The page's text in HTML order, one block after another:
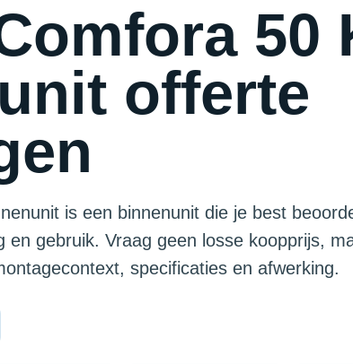
50
offerte
is een binnenunit die je best
en gebruik. Vraag geen losse koopprijs,
specificaties en afwerking.